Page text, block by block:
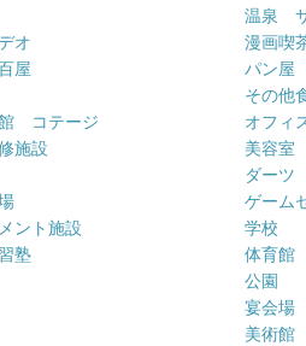
温泉
オ
漫画喫
屋
パン屋
その他
コテージ
オフィ
施設
美容室
ダーツ
ゲーム
ント施設
学校
塾
体育館
公園
宴会場
美術館